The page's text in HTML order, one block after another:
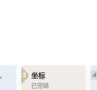
东 3 坐标
已完结
4